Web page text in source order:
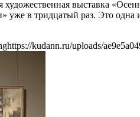
выставка
в тридцатый раз. Это
https://kudann.ru/uploads/